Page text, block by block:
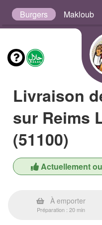
Burgers Makloub
Livraison
sur Reims
(51100)
Actuellement
À emporter
Préparation : 20 min